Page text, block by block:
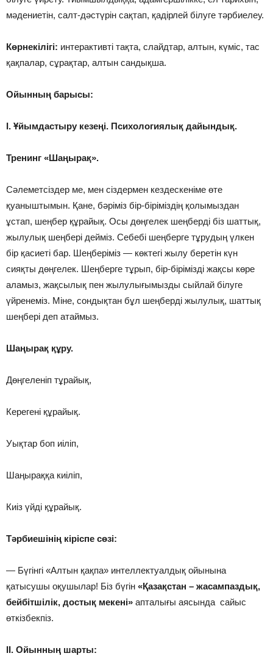
мәдениетін, салт-дәстүрін сақтап, қадірлей білуге тәрбиелеу.
Көрнекілігі: интерактивті тақта, слайдтар, алтын, күміс, тас
қақпалар, сұрақтар, алтын сандықша.
Ойынның барысы:
І. Ұйымдастыру кезеңі. Психологиялық дайындық.
Тренинг «Шаңырақ».
Сәлеметсіздер ме, мен сіздермен кездескеніме өте
қуаныштымын. Қане, бәріміз бір-біріміздің қолымыздан
ұстап, шеңбер құрайық. Осы дөңгелек шеңберді біз шаттық,
жылулық шеңбері дейміз. Себебі шеңберге тұрудың үлкен
бір қасиеті бар. Шеңберіміз — көктегі жылу беретін күн
сияқты дөңгелек. Шеңберге тұрып, бір-бірімізді жақсы көре
аламыз, жақсылық пен жылулығымызды сыйлай білуге
үйренеміз. Міне, сондықтан бұл шеңберді жылулық, шаттық
шеңбері деп атаймыз.
Шаңырақ құру.
Дөңгеленіп тұрайық,
Керегені құрайық.
Уықтар боп иіліп,
Шаңыраққа киіліп,
Киіз үйді құрайық.
Тәрбиешінің кіріспе сөзі:
— Бүгінгі «Алтын қақпа» интеллектуалдық ойынына
қатысушы оқушылар! Біз бүгін «Қазақстан – жасампаздық,
бейбітшілік, достық мекені» апталығы аясында сайыс
өткізбекпіз.
ІІ. Ойынның шарты: